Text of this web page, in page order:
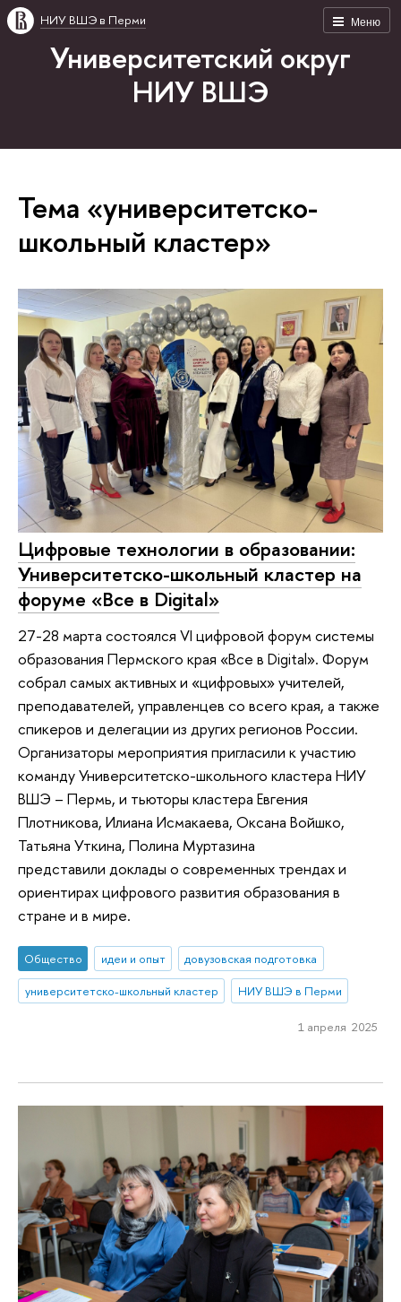
Меню
НИУ ВШЭ в Перми
Университетский округ
НИУ ВШЭ
Тема «университетско-
школьный кластер»
Цифровые технологии в образовании:
Университетско-школьный кластер на
форуме «Все в Digital»
27-28 марта состоялся VI цифровой форум системы
образования Пермского края «Все в Digital». Форум
собрал самых активных и «цифровых» учителей,
преподавателей, управленцев со всего края, а также
спикеров и делегации из других регионов России.
Организаторы мероприятия пригласили к участию
команду Университетско-школьного кластера НИУ
ВШЭ – Пермь, и тьюторы кластера Евгения
Плотникова, Илиана Исмакаева, Оксана Войшко,
Татьяна Уткина, Полина Муртазина
представили доклады о современных трендах и
ориентирах цифрового развития образования в
стране и в мире.
Общество идеи и опыт
довузовская подготовка
университетско-школьный кластер
НИУ ВШЭ в Перми
1 апреля 2025